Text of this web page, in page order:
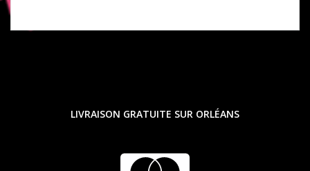
LIVRAISON GRATUITE SUR ORLÉANS